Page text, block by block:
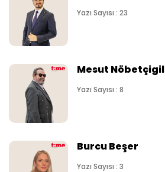
Yazı Sayısı : 23
Mesut Nöbetçigil
Yazı Sayısı : 8
Burcu Beşer
Yazı Sayısı : 3